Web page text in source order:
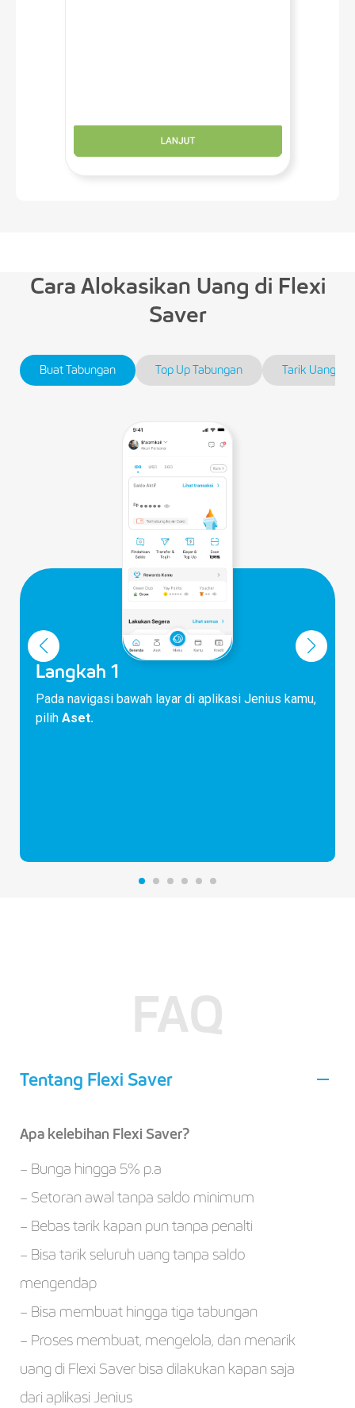
Cara Alokasikan Uang di Flexi
Saver
Buat Tabungan Top Up Tabungan Tarik Uang
Langkah 1
Pada navigasi bawah layar di aplikasi Jenius kamu,
pilih Aset.
FAQ
Tentang Flexi Saver
Apa kelebihan Flexi Saver?
– Bunga hingga 5% p.a
– Setoran awal tanpa saldo minimum
– Bebas tarik kapan pun tanpa penalti
– Bisa tarik seluruh uang tanpa saldo
mengendap
– Bisa membuat hingga tiga tabungan
– Proses membuat, mengelola, dan menarik
uang di Flexi Saver bisa dilakukan kapan saja
dari aplikasi Jenius